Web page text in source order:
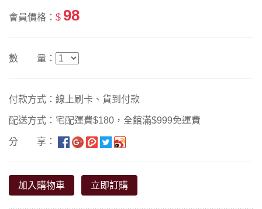
會員價格： $ 98
數 量：
付款方式：線上刷卡、貨到付款
配送方式：宅配運費$180，全館滿$999免運費
分 享：
加入購物車 立即訂購